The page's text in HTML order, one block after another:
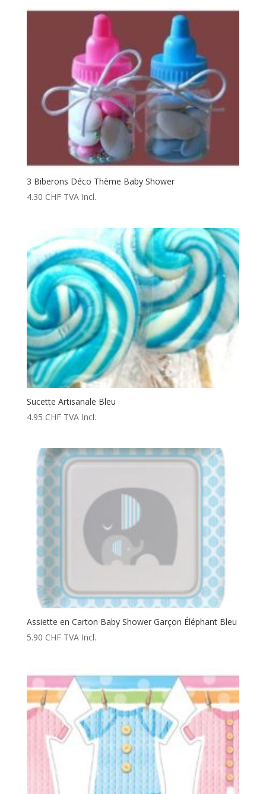
3 Biberons Déco Thème Baby Shower
4.30 CHF TVA Incl.
Sucette Artisanale Bleu
4.95 CHF TVA Incl.
Assiette en Carton Baby Shower Garçon Éléphant Bleu
5.90 CHF TVA Incl.